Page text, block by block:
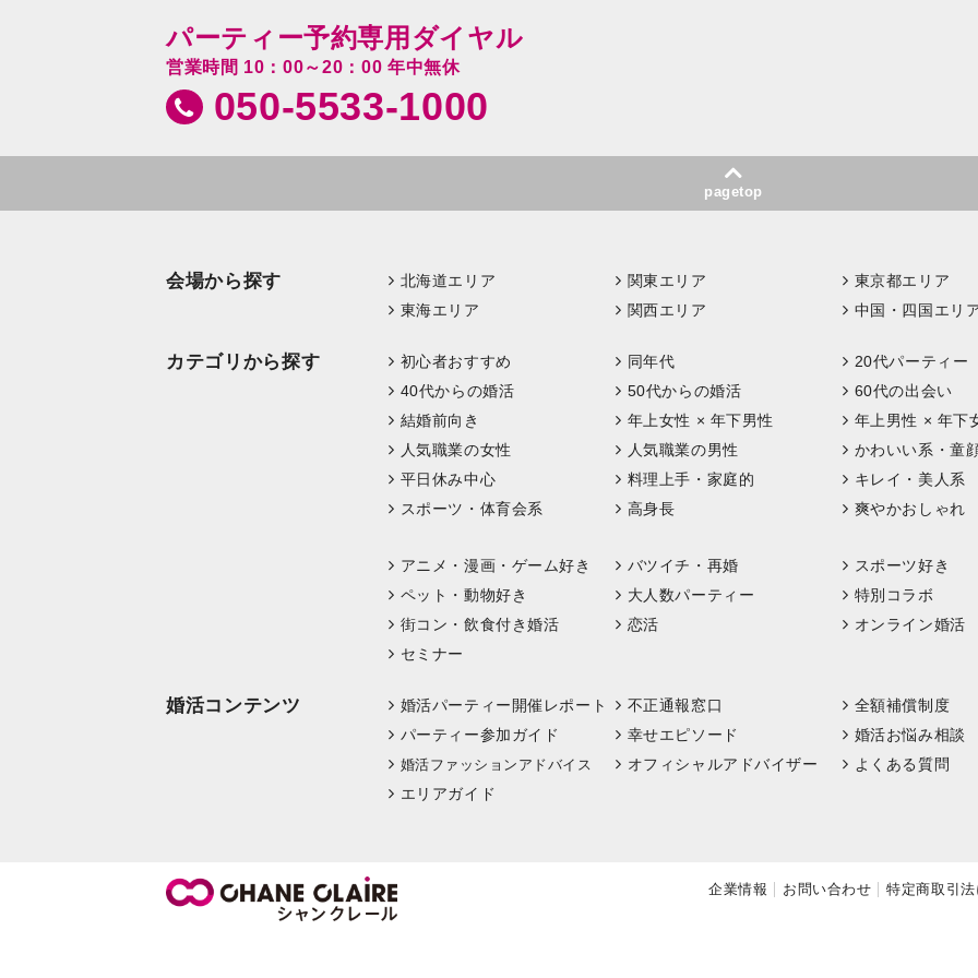
パーティー予約専用ダイヤル
営業時間 10：00～20：00 年中無休
050-5533-1000
pagetop
会場から探す 北海道エリア 関東エリア
東京都エリア
東海エリア
関西エリア 中国・四国エリ
カテゴリから探す 初心者おすすめ 同年代
20代パーティー
40代からの婚活
50代からの婚活
60代の出会い
結婚前向き
年上女性 × 年下男性
年上男性 × 年下
人気職業の女性
人気職業の男性
かわいい系・童
平日休み中心
料理上手・家庭的
キレイ・美人系
スポーツ・体育会系
高身長 爽やかおしゃれ
アニメ・漫画・ゲーム好き バツイチ・再婚
スポーツ好き
ペット・動物好き
大人数パーティー
特別コラボ
街コン・飲食付き婚活
恋活
オンライン婚活
セミナー
婚活コンテンツ 婚活パーティー開催レポート 不正通報窓口
全額補償制度
パーティー参加ガイド
幸せエピソード 婚活お悩み相談
婚活ファッションアドバイス オフィシャルアドバイザー
よくある質問
エリアガイド
企業情報 お問い合わせ 特定商取引